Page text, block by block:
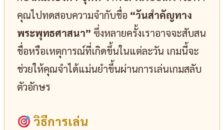
คุณไปทดสอบความจำกับชื่อ “วันสำคัญทาง
พระพุทธศาสนา” ซึ่งหลายครั้งเราอาจจะสับสน
ชื่อหรือเหตุการณ์ที่เกิดขึ้นในแต่ละวัน เกมนี้จะ
ช่วยให้คุณจำได้แม่นยำขึ้นผ่านการเล่นเกมสลับ
ตัวอักษร
วิธีการเล่น